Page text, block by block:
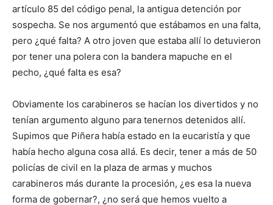
artículo 85 del código penal, la antigua detención por
sospecha. Se nos argumentó que estábamos en una falta,
pero ¿qué falta? A otro joven que estaba allí lo detuvieron
por tener una polera con la bandera mapuche en el
pecho, ¿qué falta es esa?
Obviamente los carabineros se hacían los divertidos y no
tenían argumento alguno para tenernos detenidos allí.
Supimos que Piñera había estado en la eucaristía y que
había hecho alguna cosa allá. Es decir, tener a más de 50
policías de civil en la plaza de armas y muchos
carabineros más durante la procesión, ¿es esa la nueva
forma de gobernar?, ¿no será que hemos vuelto a